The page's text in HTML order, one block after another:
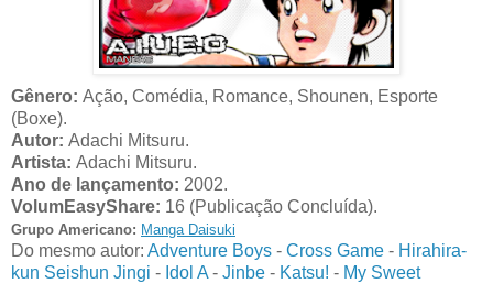
Gênero: Ação, Comédia, Romance, Shounen, Esporte
(Boxe).
Autor: Adachi Mitsuru.
Artista: Adachi Mitsuru.
Ano de lançamento: 2002.
VolumEasyShare: 16 (Publicação Concluída).
Grupo Americano: Manga Daisuki
Do mesmo autor: Adventure Boys - Cross Game - Hirahira-
kun Seishun Jingi - Idol A - Jinbe - Katsu! - My Sweet